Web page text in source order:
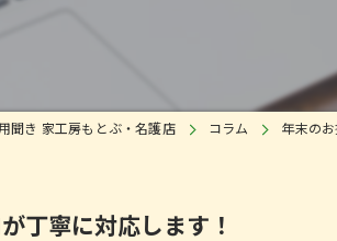
聞き 家工房もとぶ・名護店 コラム 年末の
丁寧に対応します！